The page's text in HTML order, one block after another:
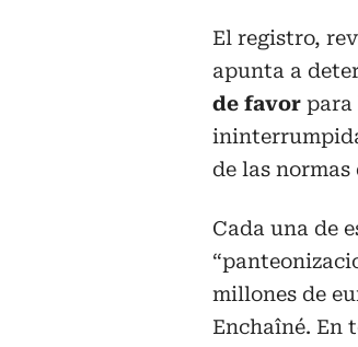
El registro,
apunta a
de favor para
de las
Cada una de
millones de
Enchaîné. En